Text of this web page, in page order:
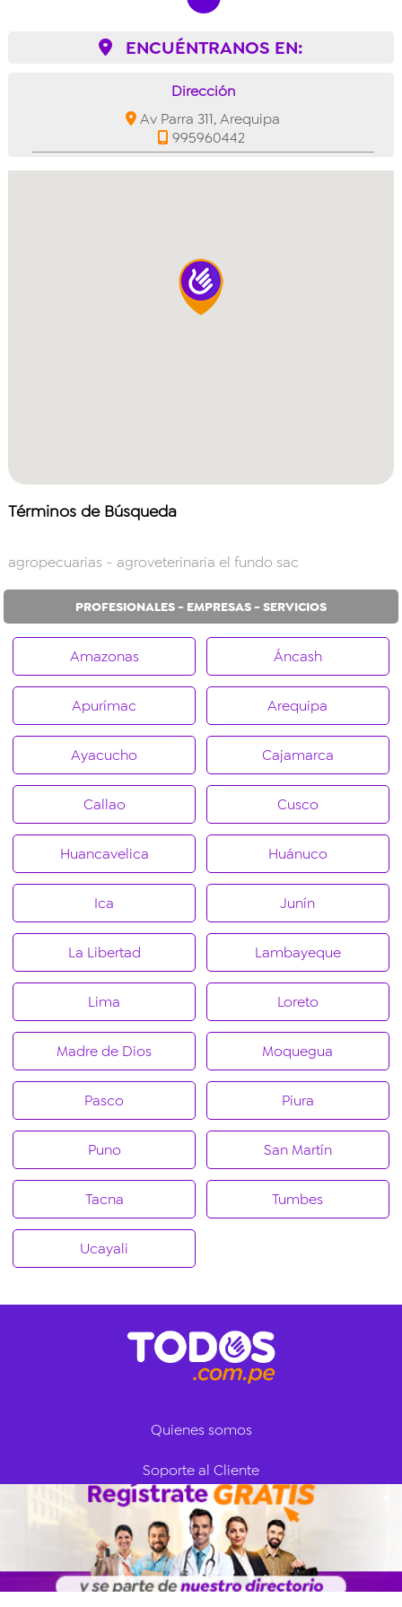
ENCUÉNTRANOS EN:
Dirección
Av Parra 311, Arequipa
995960442
Términos de Búsqueda
agropecuarias - agroveterinaria el fundo sac
PROFESIONALES - EMPRESAS - SERVICIOS
Amazonas Áncash
Apurímac Arequipa
Ayacucho Cajamarca
Callao Cusco
Huancavelica Huánuco
Ica Junín
La Libertad Lambayeque
Lima Loreto
Madre de Dios Moquegua
Pasco Piura
Puno San Martín
Tacna Tumbes
Ucayali
Quienes somos
Soporte al Cliente
Iniciar Sesión
Regístrate ahora